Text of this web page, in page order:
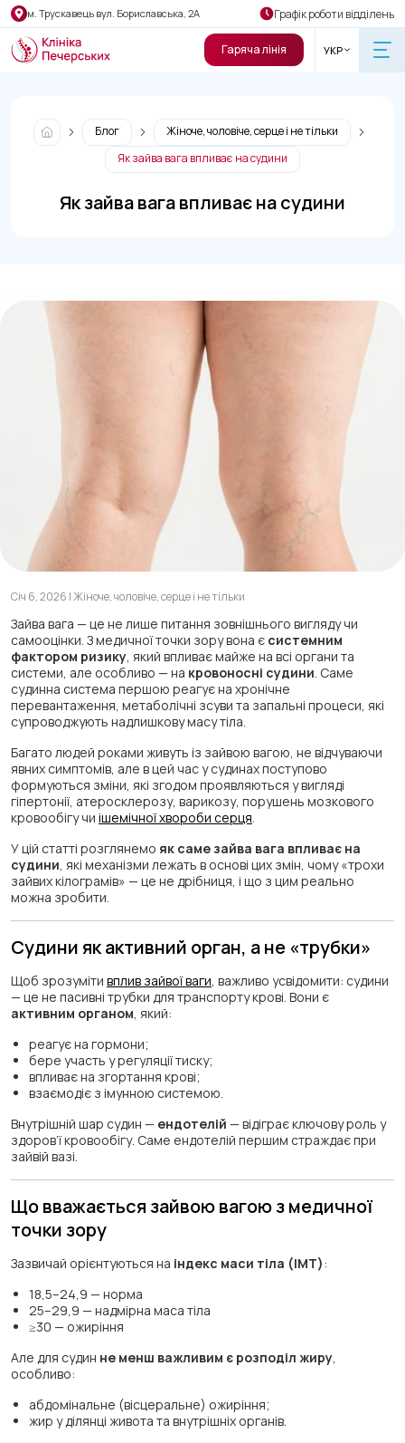
м. Трускавець вул. Бориславська, 2А Графік роботи відділень
Гаряча лінія УКР
Блог
Жіноче, чоловіче, серце і не тільки
Як зайва вага впливає на судини
Як зайва вага впливає на судини
Січ 6, 2026 | Жіноче, чоловіче, серце і не тільки
Зайва вага — це не лише питання зовнішнього вигляду чи
самооцінки. З медичної точки зору вона є системним
фактором ризику, який впливає майже на всі органи та
системи, але особливо — на кровоносні судини. Саме
судинна система першою реагує на хронічне
перевантаження, метаболічні зсуви та запальні процеси, які
супроводжують надлишкову масу тіла.
Багато людей роками живуть із зайвою вагою, не відчуваючи
явних симптомів, але в цей час у судинах поступово
формуються зміни, які згодом проявляються у вигляді
гіпертонії, атеросклерозу, варикозу, порушень мозкового
кровообігу чи ішемічної хвороби серця.
У цій статті розглянемо як саме зайва вага впливає на
судини, які механізми лежать в основі цих змін, чому «трохи
зайвих кілограмів» — це не дрібниця, і що з цим реально
можна зробити.
Судини як активний орган, а не «трубки»
Щоб зрозуміти вплив зайвої ваги, важливо усвідомити: судини
— це не пасивні трубки для транспорту крові. Вони є
активним органом, який:
реагує на гормони;
бере участь у регуляції тиску;
впливає на згортання крові;
взаємодіє з імунною системою.
Внутрішній шар судин — ендотелій — відіграє ключову роль у
здоров’ї кровообігу. Саме ендотелій першим страждає при
зайвій вазі.
Що вважається зайвою вагою з медичної
точки зору
Зазвичай орієнтуються на індекс маси тіла (ІМТ):
18,5–24,9 — норма
25–29,9 — надмірна маса тіла
≥30 — ожиріння
Але для судин не менш важливим є розподіл жиру,
особливо:
абдомінальне (вісцеральне) ожиріння;
жир у ділянці живота та внутрішніх органів.